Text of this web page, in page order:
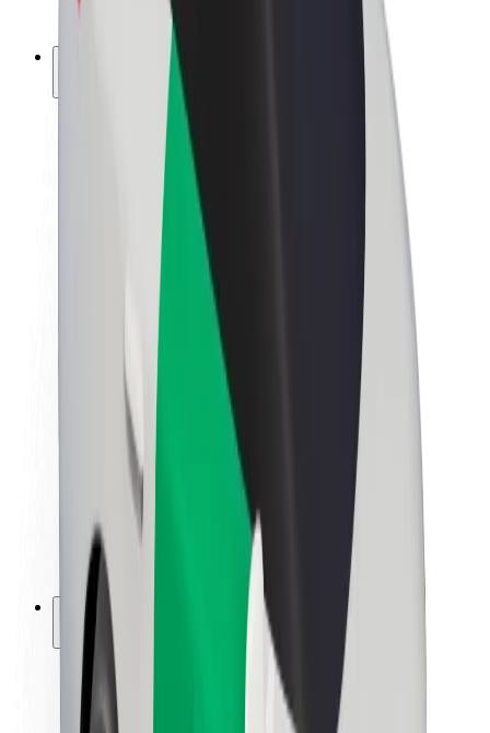
ფრენჩაიზი
ვაკანსიები
Bolt-ის შესახებ
Bolt და ეკომეგობრულობა
ნულოვანი პროექტი
სიახლეები
ბრენდის გზამკვლევი
მისია
ინვესტორებთან ურთიერთობა
ლიდერობა
ბრენდი
მედია
ურბანული ფონდი
უსაფრთხოება
მგზავრების უსაფრთხოება
მძღოლების უსაფრთხოება